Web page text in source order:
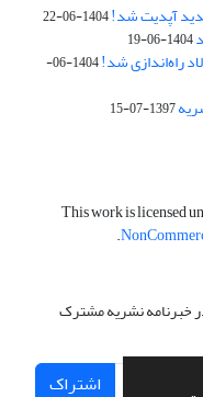
آپدیت شد!1404-06-22
1404-06-19
راه‌اندازی شد!
1404-06-
1397-07-15
This work is licensed
.
خبرنامه نشریه مشترک
اشتراک